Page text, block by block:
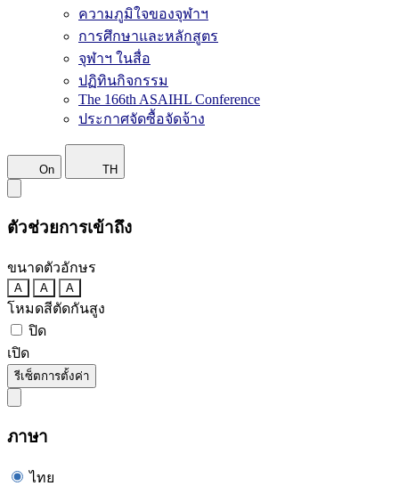
ความภูมิใจของจุฬาฯ
การศึกษาและหลักสูตร
จุฬาฯ ในสื่อ
ปฏิทินกิจกรรม
The 166th ASAIHL Conference
ประกาศจัดซื้อจัดจ้าง
On TH
ตัวช่วยการเข้าถึง
ขนาดตัวอักษร
A A A
โหมดสีตัดกันสูง
ปิด
เปิด
รีเซ็ตการตั้งค่า
ภาษา
ไทย